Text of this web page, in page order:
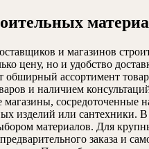
и магазинов
цену, но и удобство
ассортимент
и наличием
изделий или сантехники.
материалов. Для
заказа и